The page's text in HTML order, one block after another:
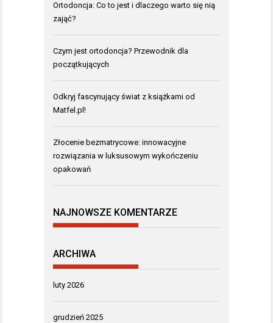
Ortodoncja: Co to jest i dlaczego warto się nią
zająć?
Czym jest ortodoncja? Przewodnik dla
początkujących
Odkryj fascynujący świat z książkami od
Matfel.pl!
Złocenie bezmatrycowe: innowacyjne
rozwiązania w luksusowym wykończeniu
opakowań
NAJNOWSZE KOMENTARZE
ARCHIWA
luty 2026
grudzień 2025